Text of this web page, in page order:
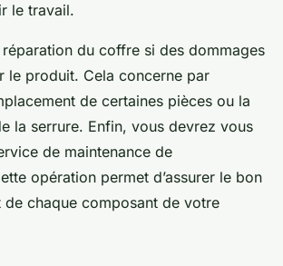
le travail.
du coffre si des dommages
le produit. Cela concerne par
de certaines pièces ou la
la serrure. Enfin, vous devrez vous
de maintenance de
opération permet d’assurer le bon
de chaque composant de votre